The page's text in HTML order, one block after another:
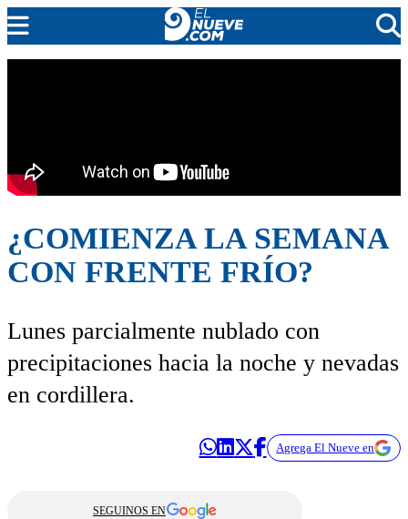
POLICIALES
EN VIVO
¿COMIENZA LA SEMANA
CON FRENTE FRÍO?
Lunes parcialmente nublado con
precipitaciones hacia la noche y nevadas
en cordillera.
Agrega El Nueve en
SEGUINOS EN